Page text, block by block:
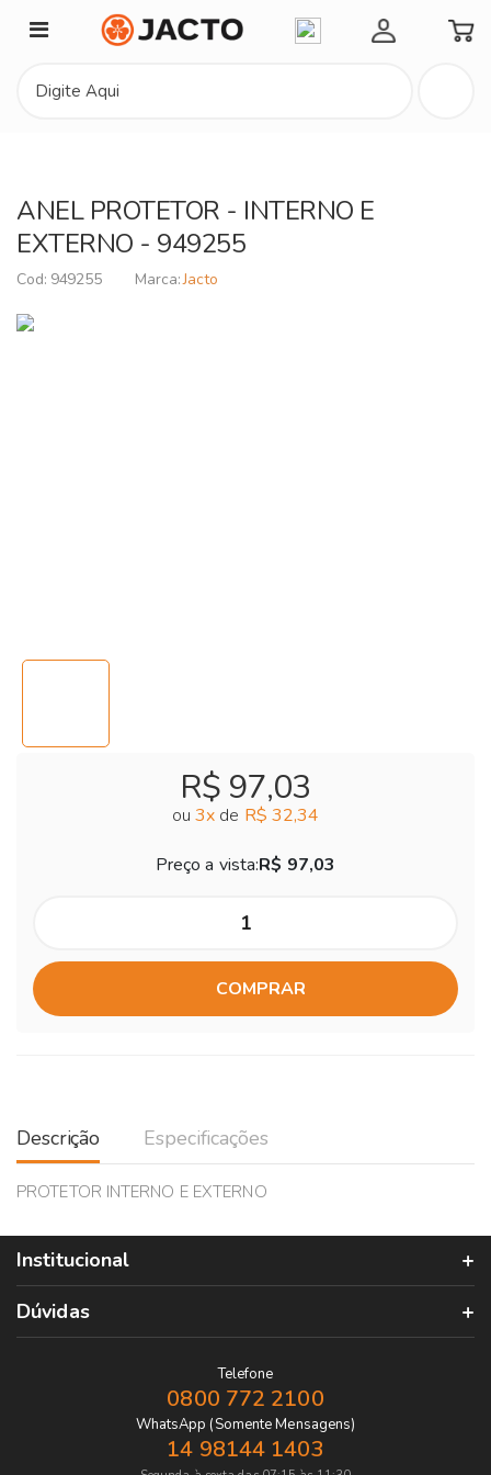
Minha Conta
ANEL PROTETOR - INTERNO E
EXTERNO - 949255
949255 Jacto
R$ 97,03
ou 3x de R$ 32,34
Preço a vista:R$ 97,03
COMPRAR
Descrição Especificações
PROTETOR INTERNO E EXTERNO
Institucional
Dúvidas
Telefone
0800 772 2100
WhatsApp (Somente Mensagens)
14 98144 1403